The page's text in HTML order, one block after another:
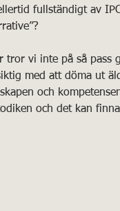
fullständigt av
tror vi inte på så pass
med att döma ut
och
och det kan